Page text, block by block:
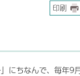
印刷
にちなんで、毎年9